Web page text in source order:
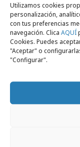
Utilizamos cookies
personalización,
con tus preferencias
navegación. Clica AQUÍ
Cookies. Puedes
"Aceptar" o
"Configurar".
martes, 30 de junio 2026
Hegarty